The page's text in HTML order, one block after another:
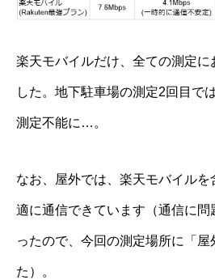
楽天モバイルだけ、全ての測定
した。地下駐車場の測定2回目で
測定不能に…。
なお、屋外では、楽天モバイル
適に通信できています（通信に
ったので、今回の測定場所に「屋
た）。